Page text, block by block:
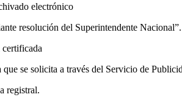
electrónico
resolución del Superintendente Nacional”.
se solicita a través del Servicio de
registral.